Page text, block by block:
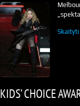
Skaityti
KIDS’ CHOICE